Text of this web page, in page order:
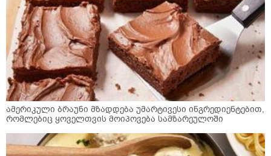
ამერიკული ბრაუნი მზადდება უმარტივესი ინგრედიენტებით,
რომლებიც ყოველთვის მოიპოვება სამზარეულოში